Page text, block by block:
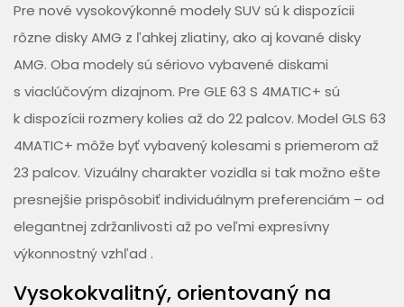
Pre nové vysokovýkonné modely SUV sú k dispozícii
rôzne disky AMG z ľahkej zliatiny, ako aj kované disky
AMG. Oba modely sú sériovo vybavené diskami
s viaclúčovým dizajnom. Pre GLE 63 S 4MATIC+ sú
k dispozícii rozmery kolies až do 22 palcov. Model GLS 63
4MATIC+ môže byť vybavený kolesami s priemerom až
23 palcov. Vizuálny charakter vozidla si tak možno ešte
presnejšie prispôsobiť individuálnym preferenciám – od
elegantnej zdržanlivosti až po veľmi expresívny
výkonnostný vzhľad .
Vysokokvalitný, orientovaný na